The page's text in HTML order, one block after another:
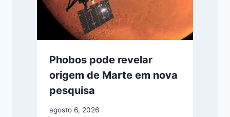
Phobos pode revelar
origem de Marte em nova
pesquisa
agosto 6, 2026